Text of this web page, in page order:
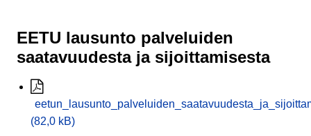
EETU lausunto palveluiden
saatavuudesta ja sijoittamisesta
(82,0 kB)